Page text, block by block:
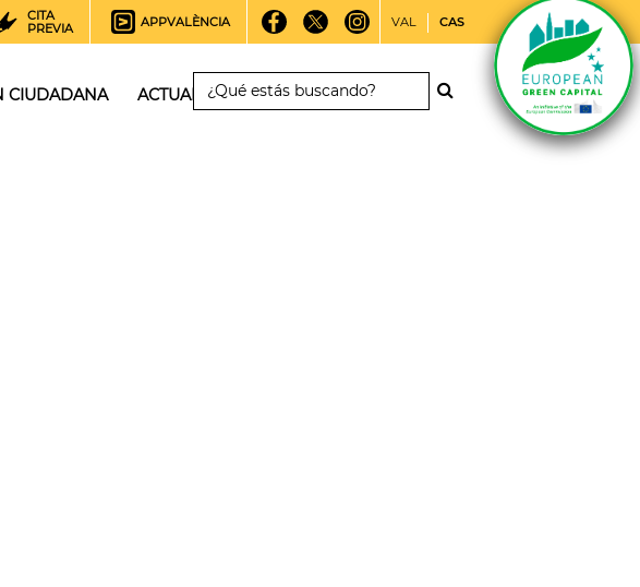
CITA
PREVIA
APPVALÈNCIA VAL CAS
CIUDADANA ACTUALIDAD